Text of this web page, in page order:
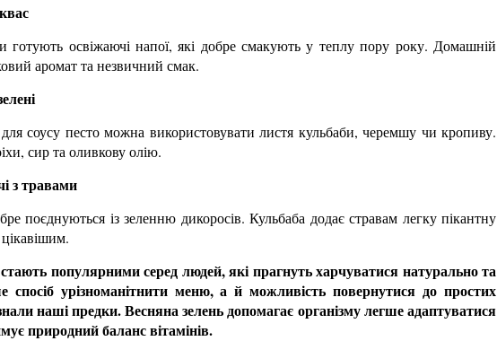
готують освіжаючі напої, які добре смакують у теплу пору року. Домашній
аромат та незвичний смак.
для соусу песто можна використовувати листя кульбаби, черемшу чи кропиву.
сир та оливкову олію.
з травами
поєднуються із зеленню дикоросів. Кульбаба додає стравам легку пікантну
популярними серед людей, які прагнуть харчуватися натурально та
спосіб урізноманітнити меню, а й можливість повернутися до простих
наші предки. Весняна зелень допомагає організму легше адаптуватися
природний баланс вітамінів.